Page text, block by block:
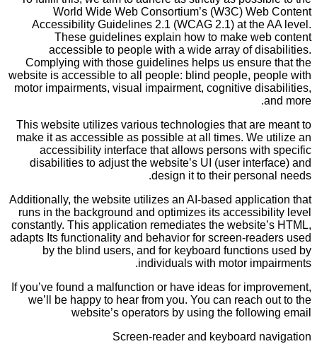
World Wide Web Consortium’s (W3C) Web Content
Accessibility Guidelines 2.1 (WCAG 2.1) at the AA level.
These guidelines explain how to make web content
accessible to people with a wide array of disabilities.
Complying with those guidelines helps us ensure that the
website is accessible to all people: blind people, people with
motor impairments, visual impairment, cognitive disabilities,
and more.
This website utilizes various technologies that are meant to
make it as accessible as possible at all times. We utilize an
accessibility interface that allows persons with specific
disabilities to adjust the website’s UI (user interface) and
design it to their personal needs.
Additionally, the website utilizes an AI-based application that
runs in the background and optimizes its accessibility level
constantly. This application remediates the website’s HTML,
adapts Its functionality and behavior for screen-readers used
by the blind users, and for keyboard functions used by
individuals with motor impairments.
If you’ve found a malfunction or have ideas for improvement,
we’ll be happy to hear from you. You can reach out to the
website’s operators by using the following email
Screen-reader and keyboard navigation